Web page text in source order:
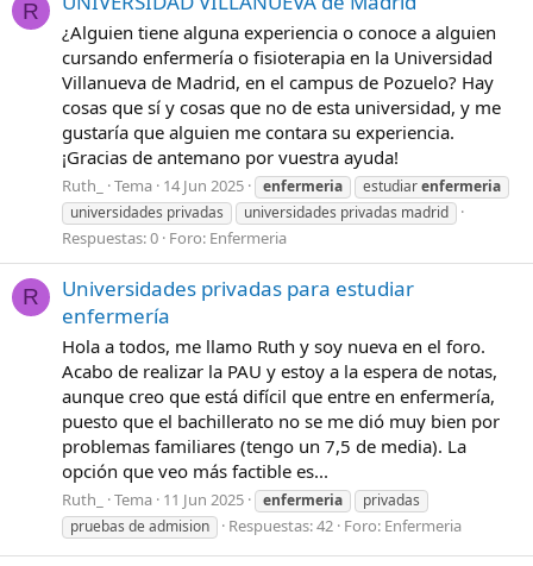
R
¿Alguien tiene alguna experiencia o conoce a alguien
cursando enfermería o fisioterapia en la Universidad
Villanueva de Madrid, en el campus de Pozuelo? Hay
cosas que sí y cosas que no de esta universidad, y me
gustaría que alguien me contara su experiencia.
¡Gracias de antemano por vuestra ayuda!
Ruth_ Tema 14 Jun 2025 enfermeria estudiarenfermeria
universidades privadas
universidades privadas madrid
Respuestas: 0 Foro: Enfermeria
R
Universidades privadas para estudiar
enfermería
Hola a todos, me llamo Ruth y soy nueva en el foro.
Acabo de realizar la PAU y estoy a la espera de notas,
aunque creo que está difícil que entre en enfermería,
puesto que el bachillerato no se me dió muy bien por
problemas familiares (tengo un 7,5 de media). La
opción que veo más factible es...
Ruth_ Tema 11 Jun 2025 enfermeria
privadas
pruebas de admision
Respuestas: 42 Foro: Enfermeria